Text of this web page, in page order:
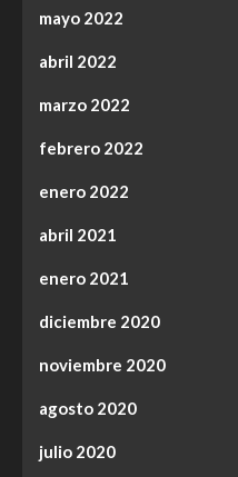
mayo 2022
abril 2022
marzo 2022
febrero 2022
enero 2022
abril 2021
enero 2021
diciembre 2020
noviembre 2020
agosto 2020
julio 2020